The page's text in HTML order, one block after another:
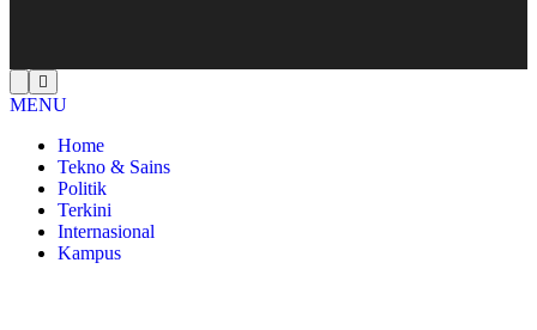
MENU
Home
Tekno & Sains
Politik
Terkini
Internasional
Kampus